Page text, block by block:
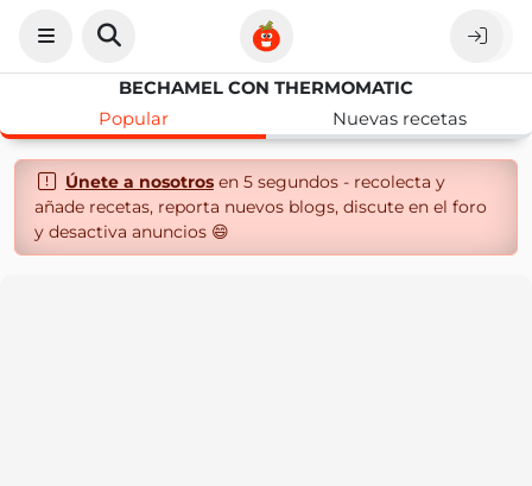
BECHAMEL CON THERMOMATIC
Popular
Nuevas recetas
Únete a nosotrosen 5 segundos - recolecta y
añade recetas, reporta nuevos blogs, discute en el foro
y desactiva anuncios 😄